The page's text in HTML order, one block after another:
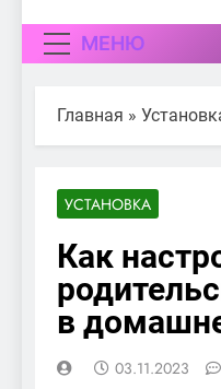
МЕНЮ
Главная »
УСТАНОВКА
Как
в
03.11.2023